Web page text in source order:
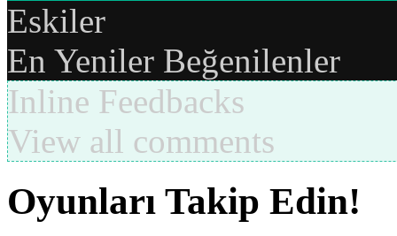
Eskiler
En Yeniler Beğenilenler
Inline Feedbacks
View all comments
Oyunları Takip Edin!